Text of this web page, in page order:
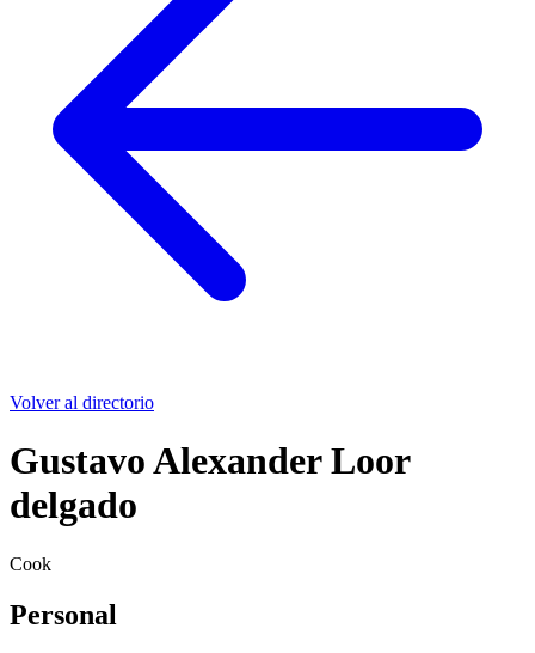
Volver al directorio
Gustavo Alexander Loor
delgado
Cook
Personal